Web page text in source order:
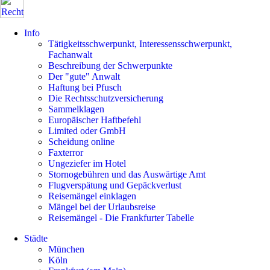
Info
Tätigkeitsschwerpunkt, Interessensschwerpunkt,
Fachanwalt
Beschreibung der Schwerpunkte
Der "gute" Anwalt
Haftung bei Pfusch
Die Rechtsschutzversicherung
Sammelklagen
Europäischer Haftbefehl
Limited oder GmbH
Scheidung online
Faxterror
Ungeziefer im Hotel
Stornogebühren und das Auswärtige Amt
Flugverspätung und Gepäckverlust
Reisemängel einklagen
Mängel bei der Urlaubsreise
Reisemängel - Die Frankfurter Tabelle
Städte
München
Köln